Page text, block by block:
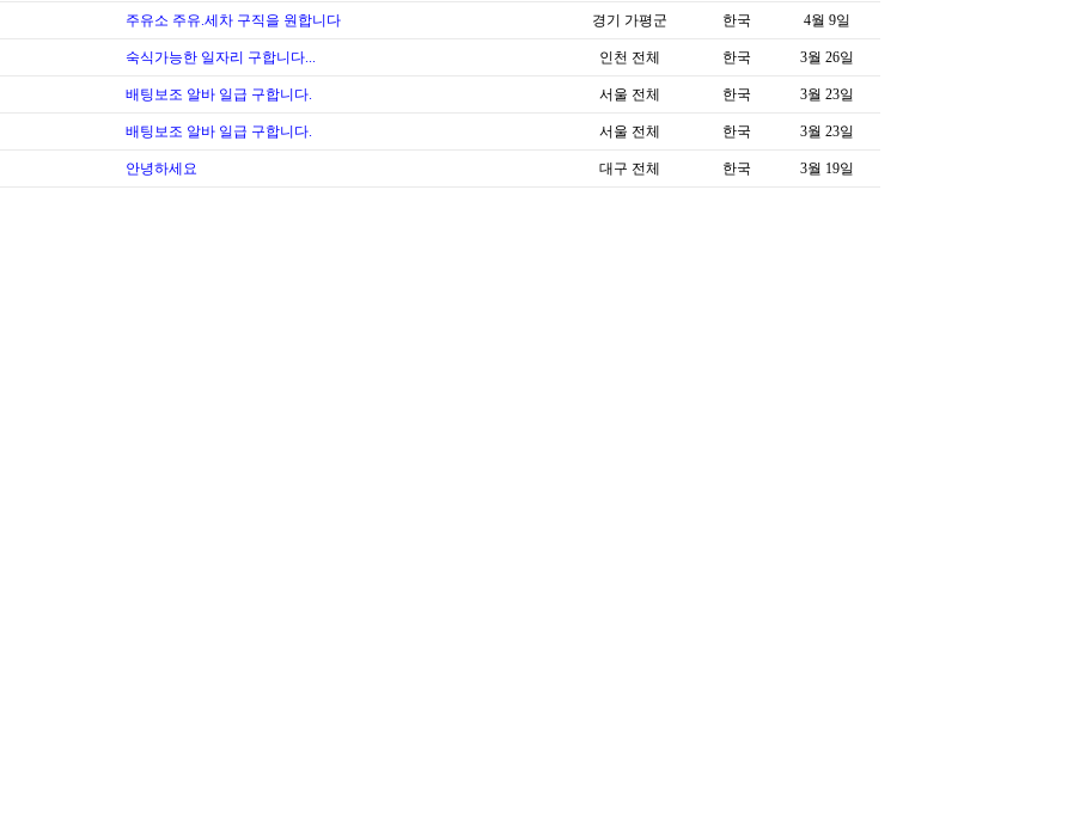
주유소 주유.세차 구직을 원합니다 경기 가평군 한국 4월 9일
숙식가능한 일자리 구합니다... 인천 전체 한국 3월 26일
배팅보조 알바 일급 구합니다. 서울 전체 한국 3월 23일
배팅보조 알바 일급 구합니다. 서울 전체 한국 3월 23일
안녕하세요 대구 전체 한국 3월 19일